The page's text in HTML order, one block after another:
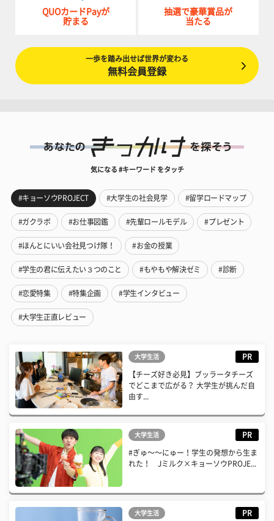
QUOカードPayが
貯まる
抽選で豪華賞品が
当たる
一歩を踏み出せば世界が変わる
無料会員登録
気になる #キーワード をタッチ
#キョーソウPROJECT #大学生の社会見学 #留学ロードマップ
#ガクラボ #お仕事図鑑 #先輩ロールモデル #プレゼント
#ほんとにいい会社見つけ隊！ #お金の授業
#学生の君に伝えたい３つのこと #もやもや解決ゼミ #診断
#恋愛特集 #特集企画 #学生インタビュー
#大学生正直レビュー
大学生活 PR
【チーズ好き必見】ブッラータチーズ
でどこまで広がる？ 大学生が挑んだ自
由す...
大学生活 PR
#ぎゅ〜〜にゅー！学生の発想から生ま
れた！ Jミルク×キョーソウPROJE...
大学生活 PR